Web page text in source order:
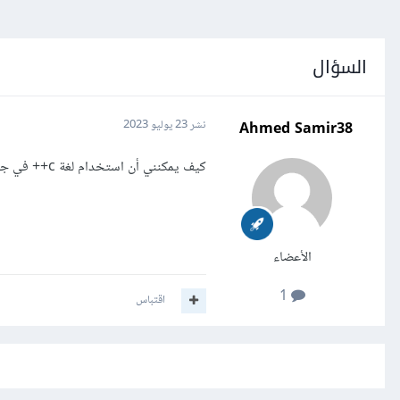
السؤال
Ahmed Samir38
الأعضاء
نشر23 يوليو 2023
كيف يمكنني أن استخدام لغة c++ في جودوت
اقتباس